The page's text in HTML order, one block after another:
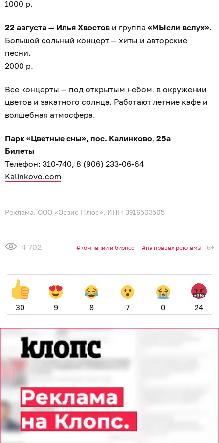
1000 р.
22 августа — Илья Хвостов и группа «МЫсли вслух».
Большой сольный концерт — хиты и авторские
песни.
2000 р.
Все концерты — под открытым небом, в окружении
цветов и закатного солнца. Работают летние кафе и
волшебная атмосфера.
Парк «Цветные сны», пос. Калинково, 25а
Билеты
Телефон: 310-740, 8 (906) 233-06-64
Kalinkovo.com
Реклама. ООО «Оазис Плюс», ИНН 3916503505
4 702 компании и бизнес на правах рекламы 6+
30 9 8 7 0 24